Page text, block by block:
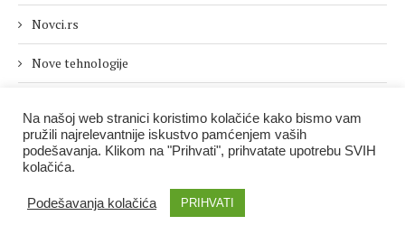
Novci.rs
Nove tehnologije
Politika i društvo
Na našoj web stranici koristimo kolačiće kako bismo vam
pružili najrelevantnije iskustvo pamćenjem vaših
podešavanja. Klikom na "Prihvati", prihvatate upotrebu SVIH
kolačića.
Podešavanja kolačića PRIHVATI